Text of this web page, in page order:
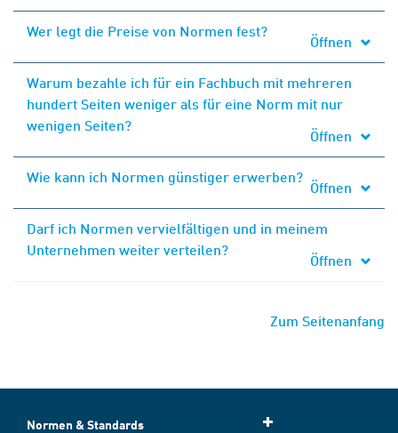
Wer legt die Preise von Normen fest?
Öffnen
Warum bezahle ich für ein Fachbuch mit mehreren
hundert Seiten weniger als für eine Norm mit nur
wenigen Seiten?
Öffnen
Wie kann ich Normen günstiger erwerben?
Öffnen
Darf ich Normen vervielfältigen und in meinem
Unternehmen weiter verteilen?
Öffnen
Zum Seitenanfang
Normen & Standards